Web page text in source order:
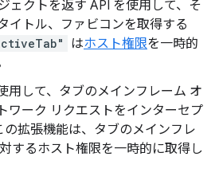
ェクトを返す API を使用して、そ
イトル、ファビコンを取得する
はホスト権限を一時的
用して、タブのメインフレーム オ
ワーク リクエストをインターセプ
の拡張機能は、タブのメインフレ
するホスト権限を一時的に取得し